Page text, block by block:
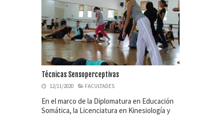
Técnicas Sensoperceptivas
12/11/2020 FACULTADES
En el marco de la Diplomatura en Educación
Somática, la Licenciatura en Kinesiología y